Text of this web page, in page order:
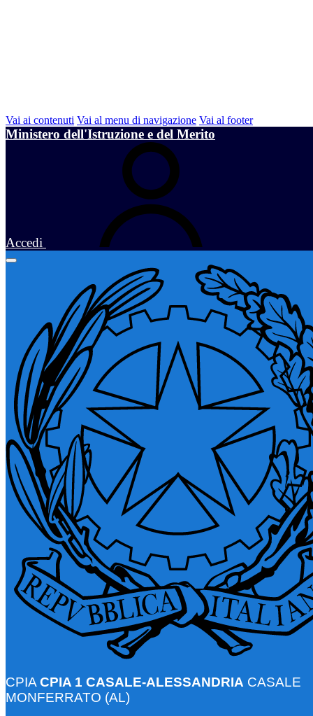
Vai ai contenuti Vai al menu di navigazione Vai al footer
Ministero dell'Istruzione e del Merito
Accedi
CPIA CPIA 1 CASALE-ALESSANDRIA CASALE
MONFERRATO (AL)